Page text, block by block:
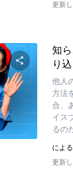
更新
この記事
ツイッター フェイスブッ
知
り
他人
方法
合、
イス
るの
による
更新